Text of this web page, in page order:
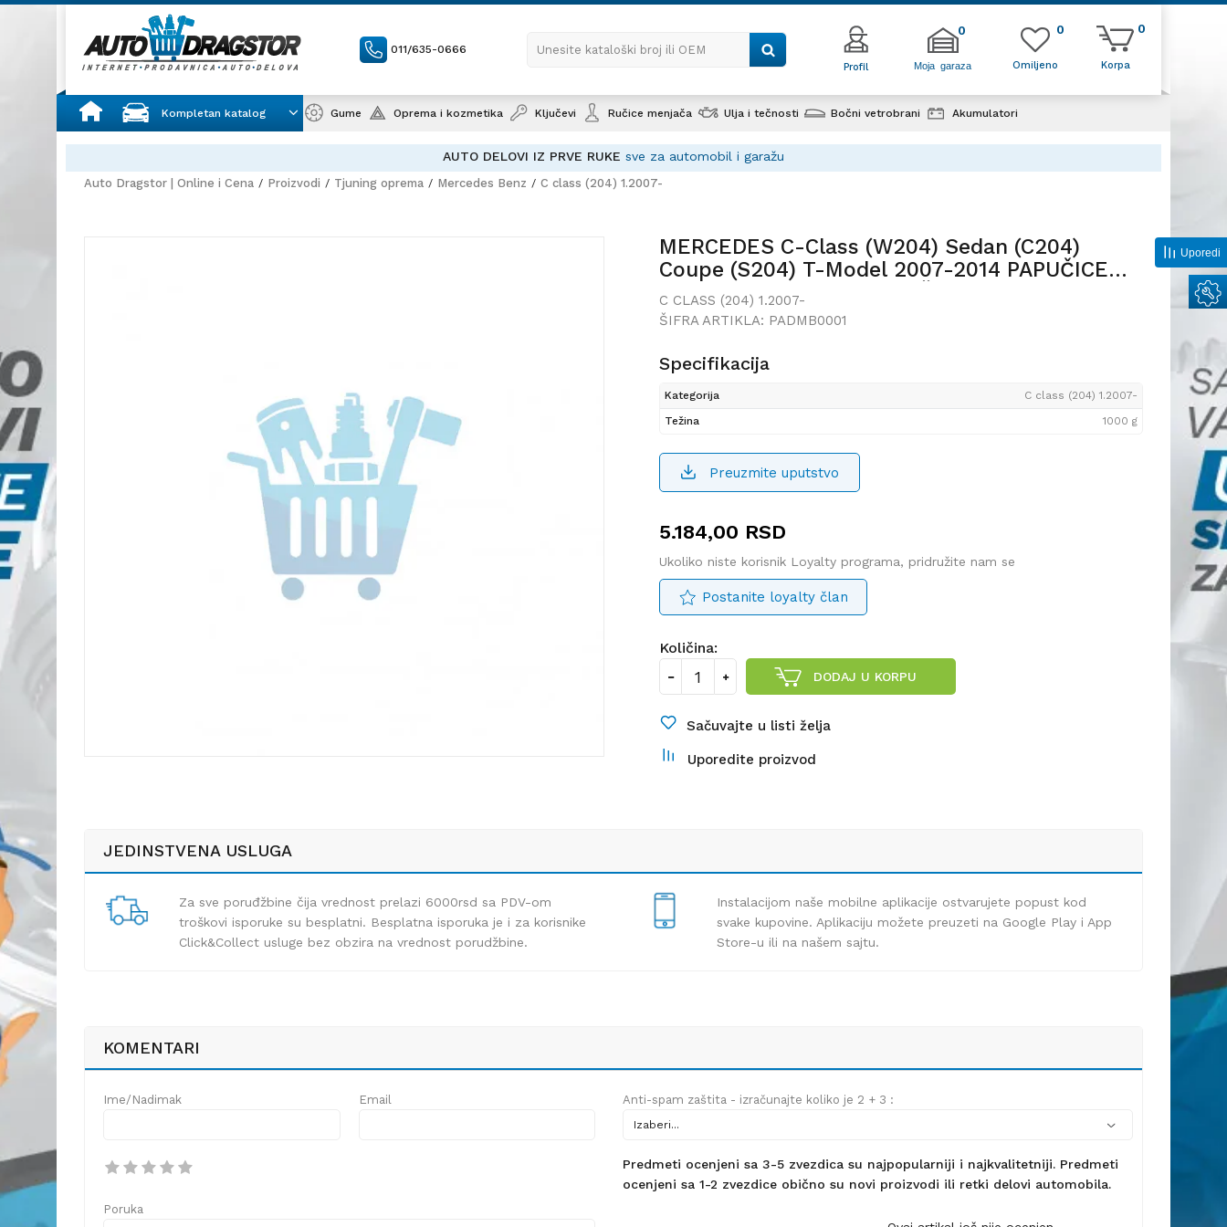
011/635-0666 Unesite kataloški broj ili OEM
Profil Moja garaza
0
Korpa
0
Omiljeno
0
Kompletan katalog Gume Oprema i kozmetika Ključevi Ručice menjača Ulja i tečnosti Bočni vetrobrani Akumulatori
AUTO DELOVI IZ PRVE RUKE sve za automobil i garažu
Auto Dragstor | Online i Cena Proizvodi Tjuning oprema Mercedes Benz C class (204) 1.2007-
PAPUČICE SET AUTOMATSKI MENJAČ
MERCEDES C-Class (W204) Sedan (C204)
Coupe (S204) T-Model 2007-2014 PAPUČICE
SET AUTOMATSKI MENJAČ
C CLASS (204) 1.2007-
ŠIFRA ARTIKLA: PADMB0001
Specifikacija
Kategorija
C class (204) 1.2007-
Težina
1000 g
Preuzmite uputstvo
5.184,00 RSD
Ukoliko niste korisnik Loyalty programa, pridružite nam se
Postanite loyalty član
Količina:
DODAJ U KORPU
Sačuvajte u listi želja
Uporedite proizvod
JEDINSTVENA USLUGA
Za sve poruđžbine čija vrednost prelazi 6000rsd sa PDV-om
troškovi isporuke su besplatni. Besplatna isporuka je i za korisnike
Click&Collect usluge bez obzira na vrednost porudžbine.
Instalacijom naše mobilne aplikacije ostvarujete popust kod
svake kupovine. Aplikaciju možete preuzeti na Google Play i App
Store-u ili na našem sajtu.
KOMENTARI
Ime/Nadimak Email
Poruka
Anti-spam zaštita - izračunajte koliko je 2 + 3 :
Predmeti ocenjeni sa 3-5 zvezdica su najpopularniji i najkvalitetniji. Predmeti
ocenjeni sa 1-2 zvezdice obično su novi proizvodi ili retki delovi automobila.
Uporedi